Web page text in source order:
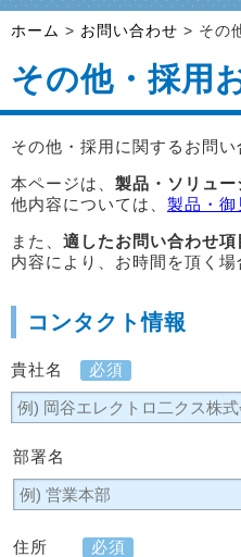
>Intel Arc Graphics
>LLMソリューション
ホーム > お問い合わせ > その
その他・採用
その他・採用に関するお問
本ページは、 製品・ソリュ
他内容については、 製品・御
また、 適したお問い合わせ項
内容により、お時間を頂く
コンタクト情報
貴社名 必須
部署名
住所 必須